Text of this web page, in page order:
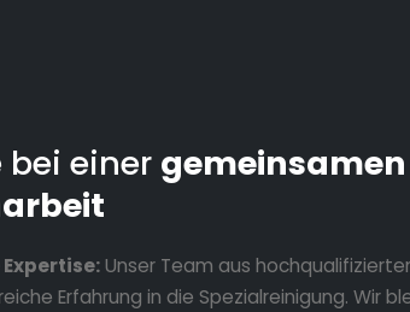
bei einer gemeinsamen
Unser Team aus
Erfahrung in die Spezialreinigung. Wir